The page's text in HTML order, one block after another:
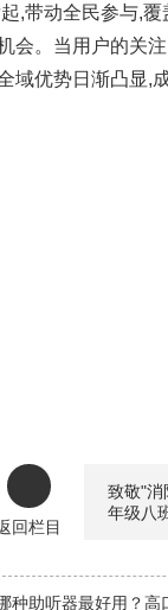
,带动全民参与,覆
会。当用户的关
优势日渐凸显,
回栏目
致敬"
年级八
种助听器最好用？高